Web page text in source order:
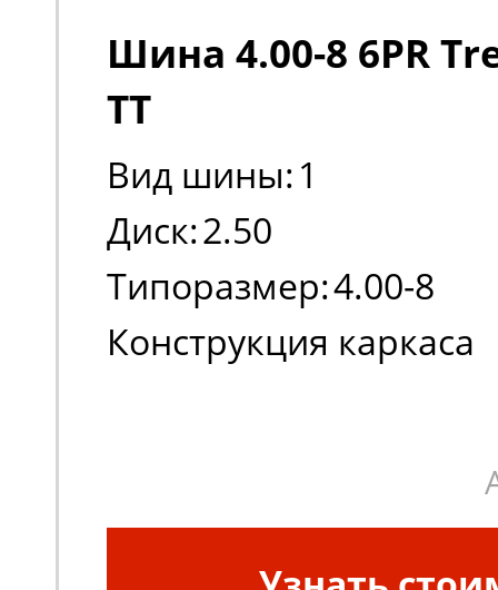
Шина 4.00-8 6PR
TT
Вид шины: 1
Диск:2.50
Типоразмер:4.00-8
Конструкция каркаса